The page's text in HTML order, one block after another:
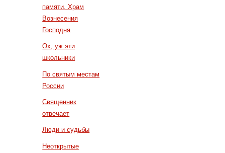
памяти. Храм
Вознесения
Господня
Ох, уж эти
школьники
По святым местам
России
Священник
отвечает
Люди и судьбы
Неоткрытые